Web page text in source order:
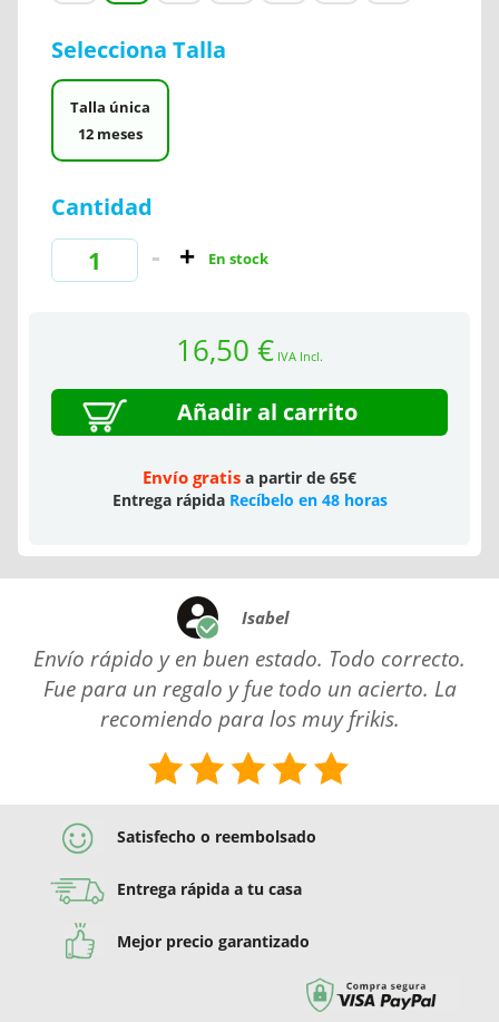
Selecciona Talla
Talla única
12 meses
Cantidad
En stock
16,50 € IVA Incl.
Añadir al carrito
Envío gratis a partir de 65€
Entrega rápida Recíbelo en 48 horas
Isabel
Envío rápido y en buen estado. Todo correcto.
Fue para un regalo y fue todo un acierto. La
recomiendo para los muy frikis.
Satisfecho o reembolsado
Entrega rápida a tu casa
Mejor precio garantizado